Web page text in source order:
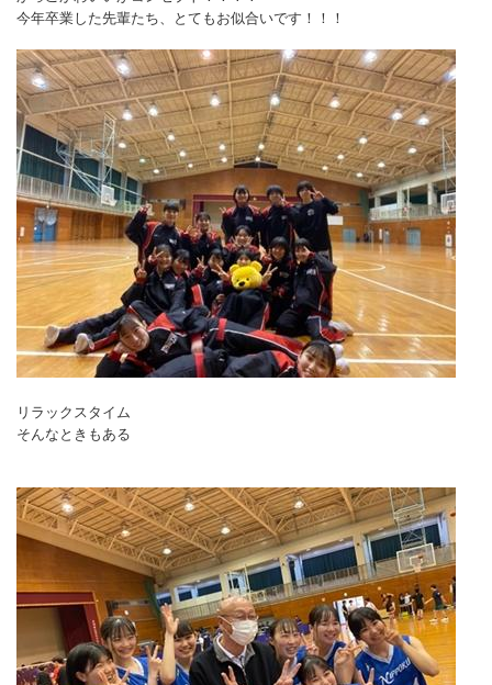
今年卒業した先輩たち、とてもお似合いです！！！
リラックスタイム
そんなときもある